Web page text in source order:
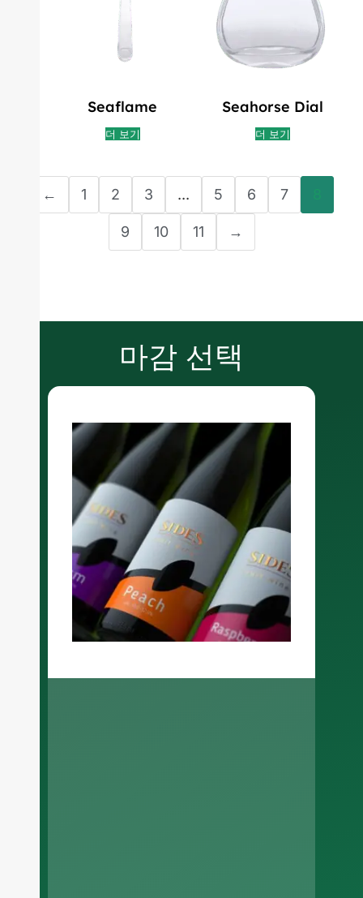
Seaflame
더 보기
Seahorse Dial
더 보기
← 1 2 3 ... 5 6 7
9 10 11 →
마감 선택